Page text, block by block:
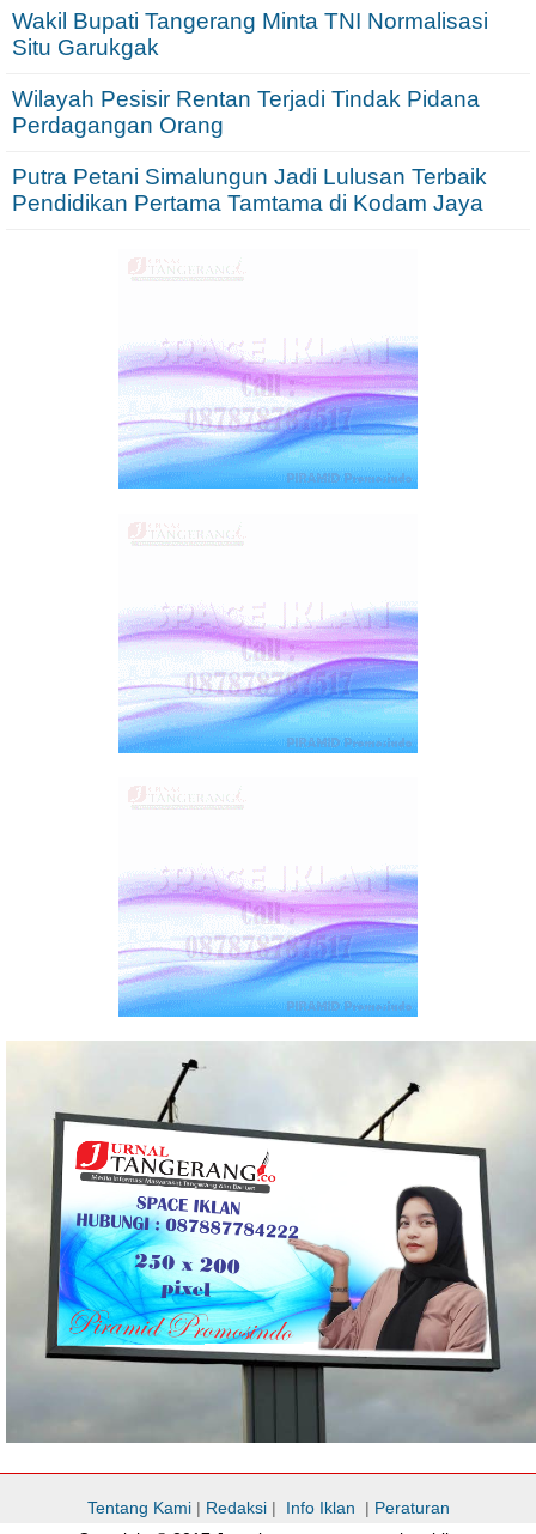
Wakil Bupati Tangerang Minta TNI Normalisasi
Situ Garukgak
Wilayah Pesisir Rentan Terjadi Tindak Pidana
Perdagangan Orang
Putra Petani Simalungun Jadi Lulusan Terbaik
Pendidikan Pertama Tamtama di Kodam Jaya
Tentang Kami| Redaksi| Info Iklan | Peraturan